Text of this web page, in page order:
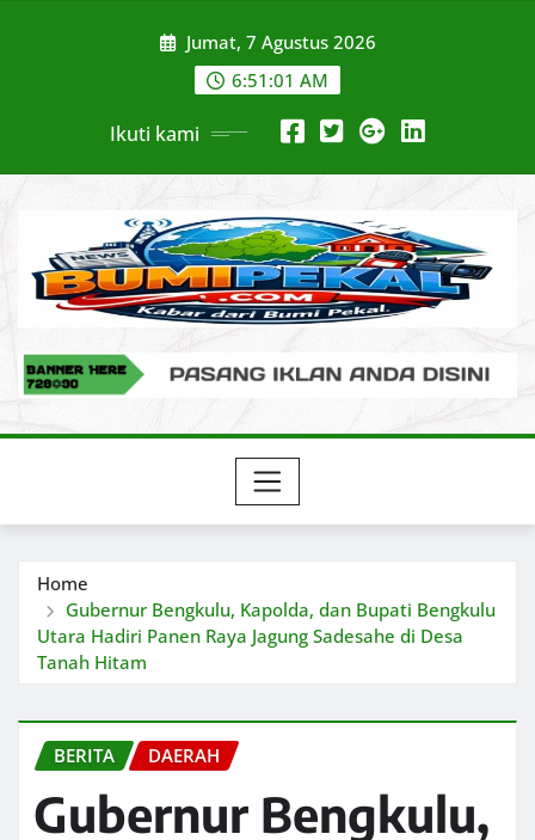
Jumat, 7 Agustus 2026
6:51:03 AM
Ikuti kami
Home
Gubernur Bengkulu, Kapolda, dan Bupati Bengkulu
Utara Hadiri Panen Raya Jagung Sadesahe di Desa
Tanah Hitam
BERITA DAERAH
Gubernur Bengkulu,